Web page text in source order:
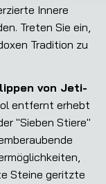
Innere
Treten Sie ein,
Tradition zu
von Jeti-
entfernt erhebt
"Sieben Stiere"
Steine geritzte